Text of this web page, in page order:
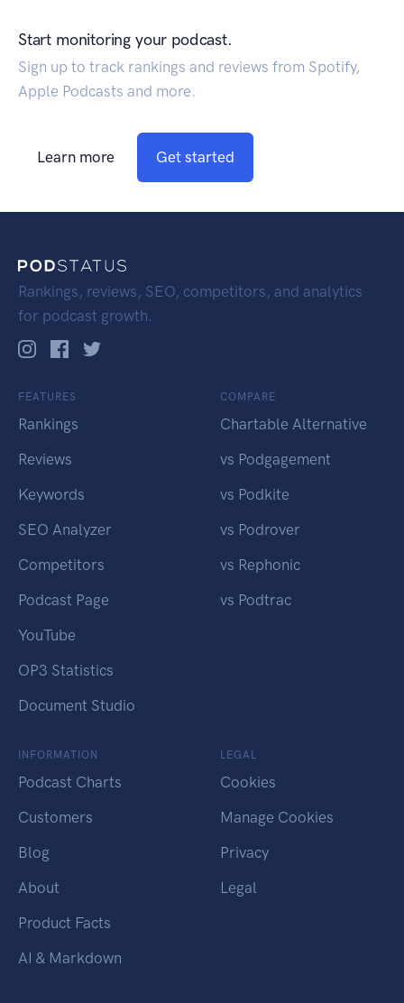
Start monitoring your podcast.
Sign up to track rankings and reviews from Spotify,
Apple Podcasts and more.
Learn more Get started
Rankings, reviews, SEO, competitors, and analytics
for podcast growth.
FEATURES
Rankings
Reviews
Keywords
SEO Analyzer
Competitors
Podcast Page
YouTube
OP3 Statistics
Document Studio
COMPARE
Chartable Alternative
vs Podgagement
vs Podkite
vs Podrover
vs Rephonic
vs Podtrac
INFORMATION
Podcast Charts
Customers
Blog
About
Product Facts
AI & Markdown
LEGAL
Cookies
Manage Cookies
Privacy
Legal